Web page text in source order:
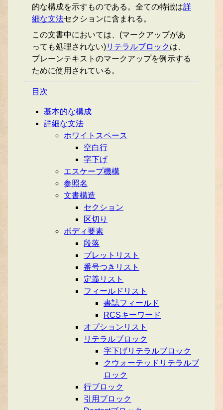
的な構成を示すものである。全ての特徴は詳
細な文法セクションに含まれる。
この文書中においては、(マークアップがあ
っても処理されない)リテラルブロックは、
プレーンテキストのマークアップを例示する
ために使用されている。
目次
基本的な構成
詳細な文法
ホワイトスペース
空白行
字下げ
エスケープ機構
参照名
文書構造
セクション
区切り
ボディ要素
段落
ブレットリスト
番号つきリスト
定義リスト
フィールドリスト
書誌フィールド
RCSキーワード
オプションリスト
リテラルブロック
字下げリテラルブロック
クウォーテッドリテラルブ
ロック
行ブロック
引用ブロック